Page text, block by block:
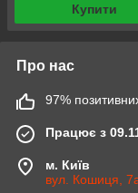
Купити
Про нас
97%
Працює з
м. Київ
вул. Кошиця,